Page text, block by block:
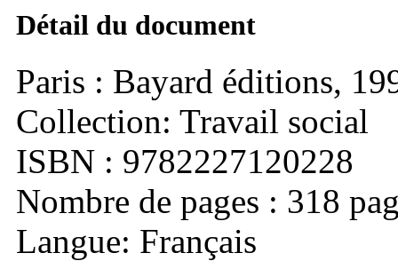
Détail du document
Paris : Bayard éditions,
Collection: Travail social
ISBN : 9782227120228
Nombre de pages : 318
Langue: Français